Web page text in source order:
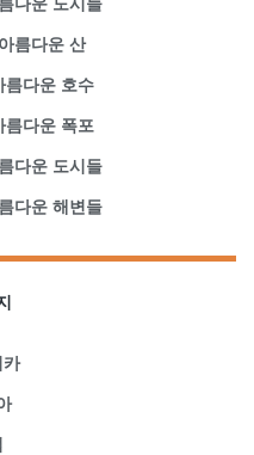
름다운 산
름다운 호수
름다운 폭포
다운 도시들
다운 해변들
카